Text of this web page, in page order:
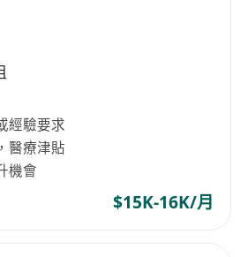
署註冊電業工程人員（REO）
製造業環境中電力系統運維、
程相關實務經驗，熟悉廠房設
配電設計原理、保護協調、接地
標準，能獨立閱讀及理解英文版
英語進行日常溝通與書面報告，
經驗要求
醫療津貼
機會
$15K-16K/月